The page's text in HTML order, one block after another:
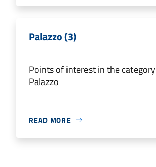
Palazzo (3)
Points of interest in the category
Palazzo
READ MORE